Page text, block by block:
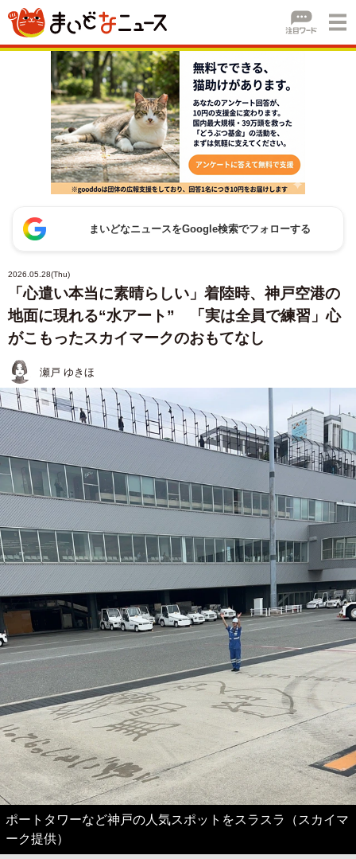
まいどなニュースをGoogle検索でフォローする
2026.05.28(Thu)
「心遣い本当に素晴らしい」着陸時、神戸空港の
地面に現れる“水アート” 「実は全員で練習」心
がこもったスカイマークのおもてなし
瀬戸 ゆきほ
ポートタワーなど神戸の人気スポットをスラスラ（スカイマ
ーク提供）